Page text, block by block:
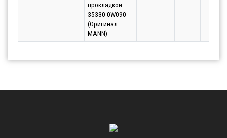
прокладкой
35330-0W090
(Оригинал
MANN)